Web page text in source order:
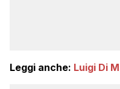
Leggi anche: Luigi Di